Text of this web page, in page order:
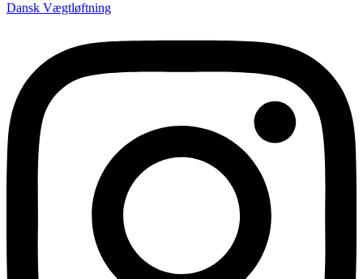
Dansk Vægtløftning